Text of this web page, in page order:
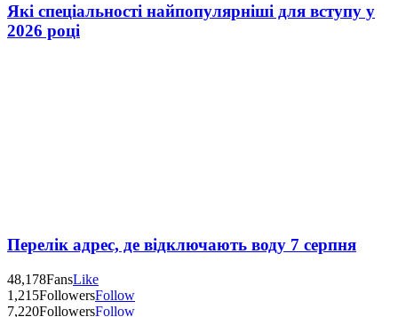
Які спеціальності найпопулярніші для вступу у
2026 році
Перелік адрес, де відключають воду 7 серпня
48,178FansLike
1,215FollowersFollow
7,220FollowersFollow